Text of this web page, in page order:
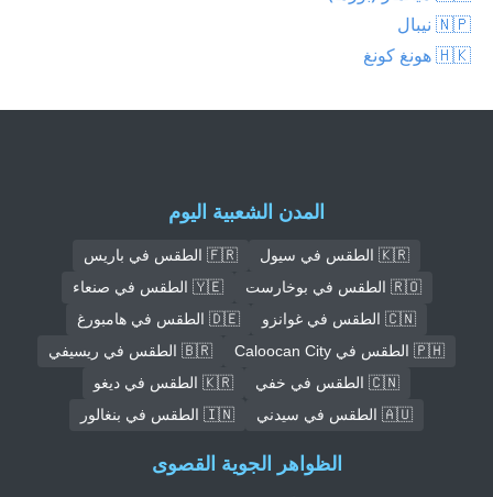
🇳🇵 نيبال
🇭🇰 هونغ كونغ
المدن الشعبية اليوم
🇰🇷 الطقس في سيول
🇫🇷 الطقس في باريس
🇷🇴 الطقس في بوخارست
🇾🇪 الطقس في صنعاء
🇨🇳 الطقس في غوانزو
🇩🇪 الطقس في هامبورغ
🇵🇭 الطقس في Caloocan City
🇧🇷 الطقس في ريسيفي
🇨🇳 الطقس في خفي
🇰🇷 الطقس في ديغو
🇦🇺 الطقس في سيدني
🇮🇳 الطقس في بنغالور
الظواهر الجوية القصوى